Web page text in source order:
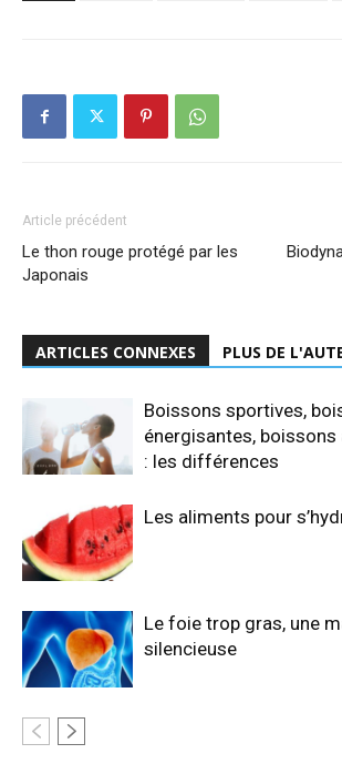
Article précédent
Le thon rouge protégé par les
Japonais
ARTICLES CONNEXES PLUS DE
Boissons sportives,
énergisantes,
: les différences
Les aliments pour
Le foie trop gras, une
silencieuse